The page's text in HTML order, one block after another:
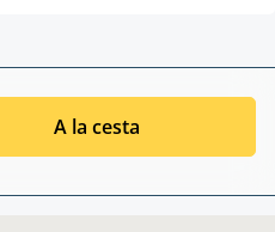
A la cesta